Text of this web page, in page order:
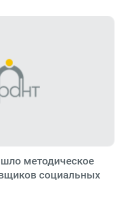
методическое
социальных